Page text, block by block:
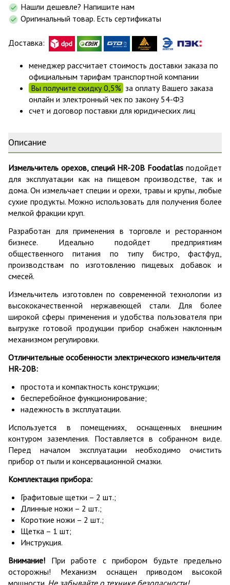
Нашли дешевле? Напишите нам
Оригинальный товар. Есть сертификаты
Доставка:
менеджер рассчитает стоимость доставки заказа по
официальным тарифам транспортной компании
Вы получите скидку 0,5% за оплату Вашего заказа
онлайн и электронный чек по закону 54-ФЗ
счет и договор поставки для юридических лиц
Описание
Измельчитель орехов, специй HR-20В Foodatlas подойдет
для эксплуатации как на пищевом производстве, так и
дома. Он измельчает специи и орехи, травы и крупы, любые
сухие продукты. Можно использовать для получения более
мелкой фракции круп.
Разработан для применения в торговле и ресторанном
бизнесе. Идеально подойдет предприятиям
общественного питания по типу бистро, фастфуд,
производствам по изготовлению пищевых добавок и
смесей.
Измельчитель изготовлен по современной технологии из
высококачественной нержавеющей стали. Для более
широкой сферы применения и удобства пользователя при
выгрузке готовой продукции прибор снабжен наклонным
механизмом регулировки.
Отличительные особенности электрического измельчителя
HR-20В:
простота и компактность конструкции;
бесперебойное функционирование;
надежность в эксплуатации.
Используется в помещениях, оснащенных внешним
контуром заземления. Поставляется в собранном виде.
Перед началом эксплуатации необходимо очистить
прибор от пыли и консервационной смазки.
Комплектация прибора:
Графитовые щетки – 2 шт.;
Длинные ножи – 2 шт.;
Короткие ножи – 2 шт.;
Щетка – 1 шт;
Инструкция.
Внимание! При работе с прибором будьте предельно
осторожны! Механизм оснащен приводом высокой
мощности. Не забывайте о технике безопасности!